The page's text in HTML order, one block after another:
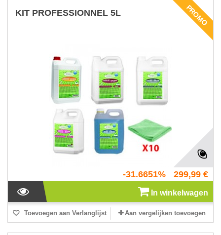
PROMO
KIT PROFESSIONNEL 5L
-31.6651% 299,99 €
In winkelwagen
Toevoegen aan Verlanglijst Aan vergelijken toevoegen